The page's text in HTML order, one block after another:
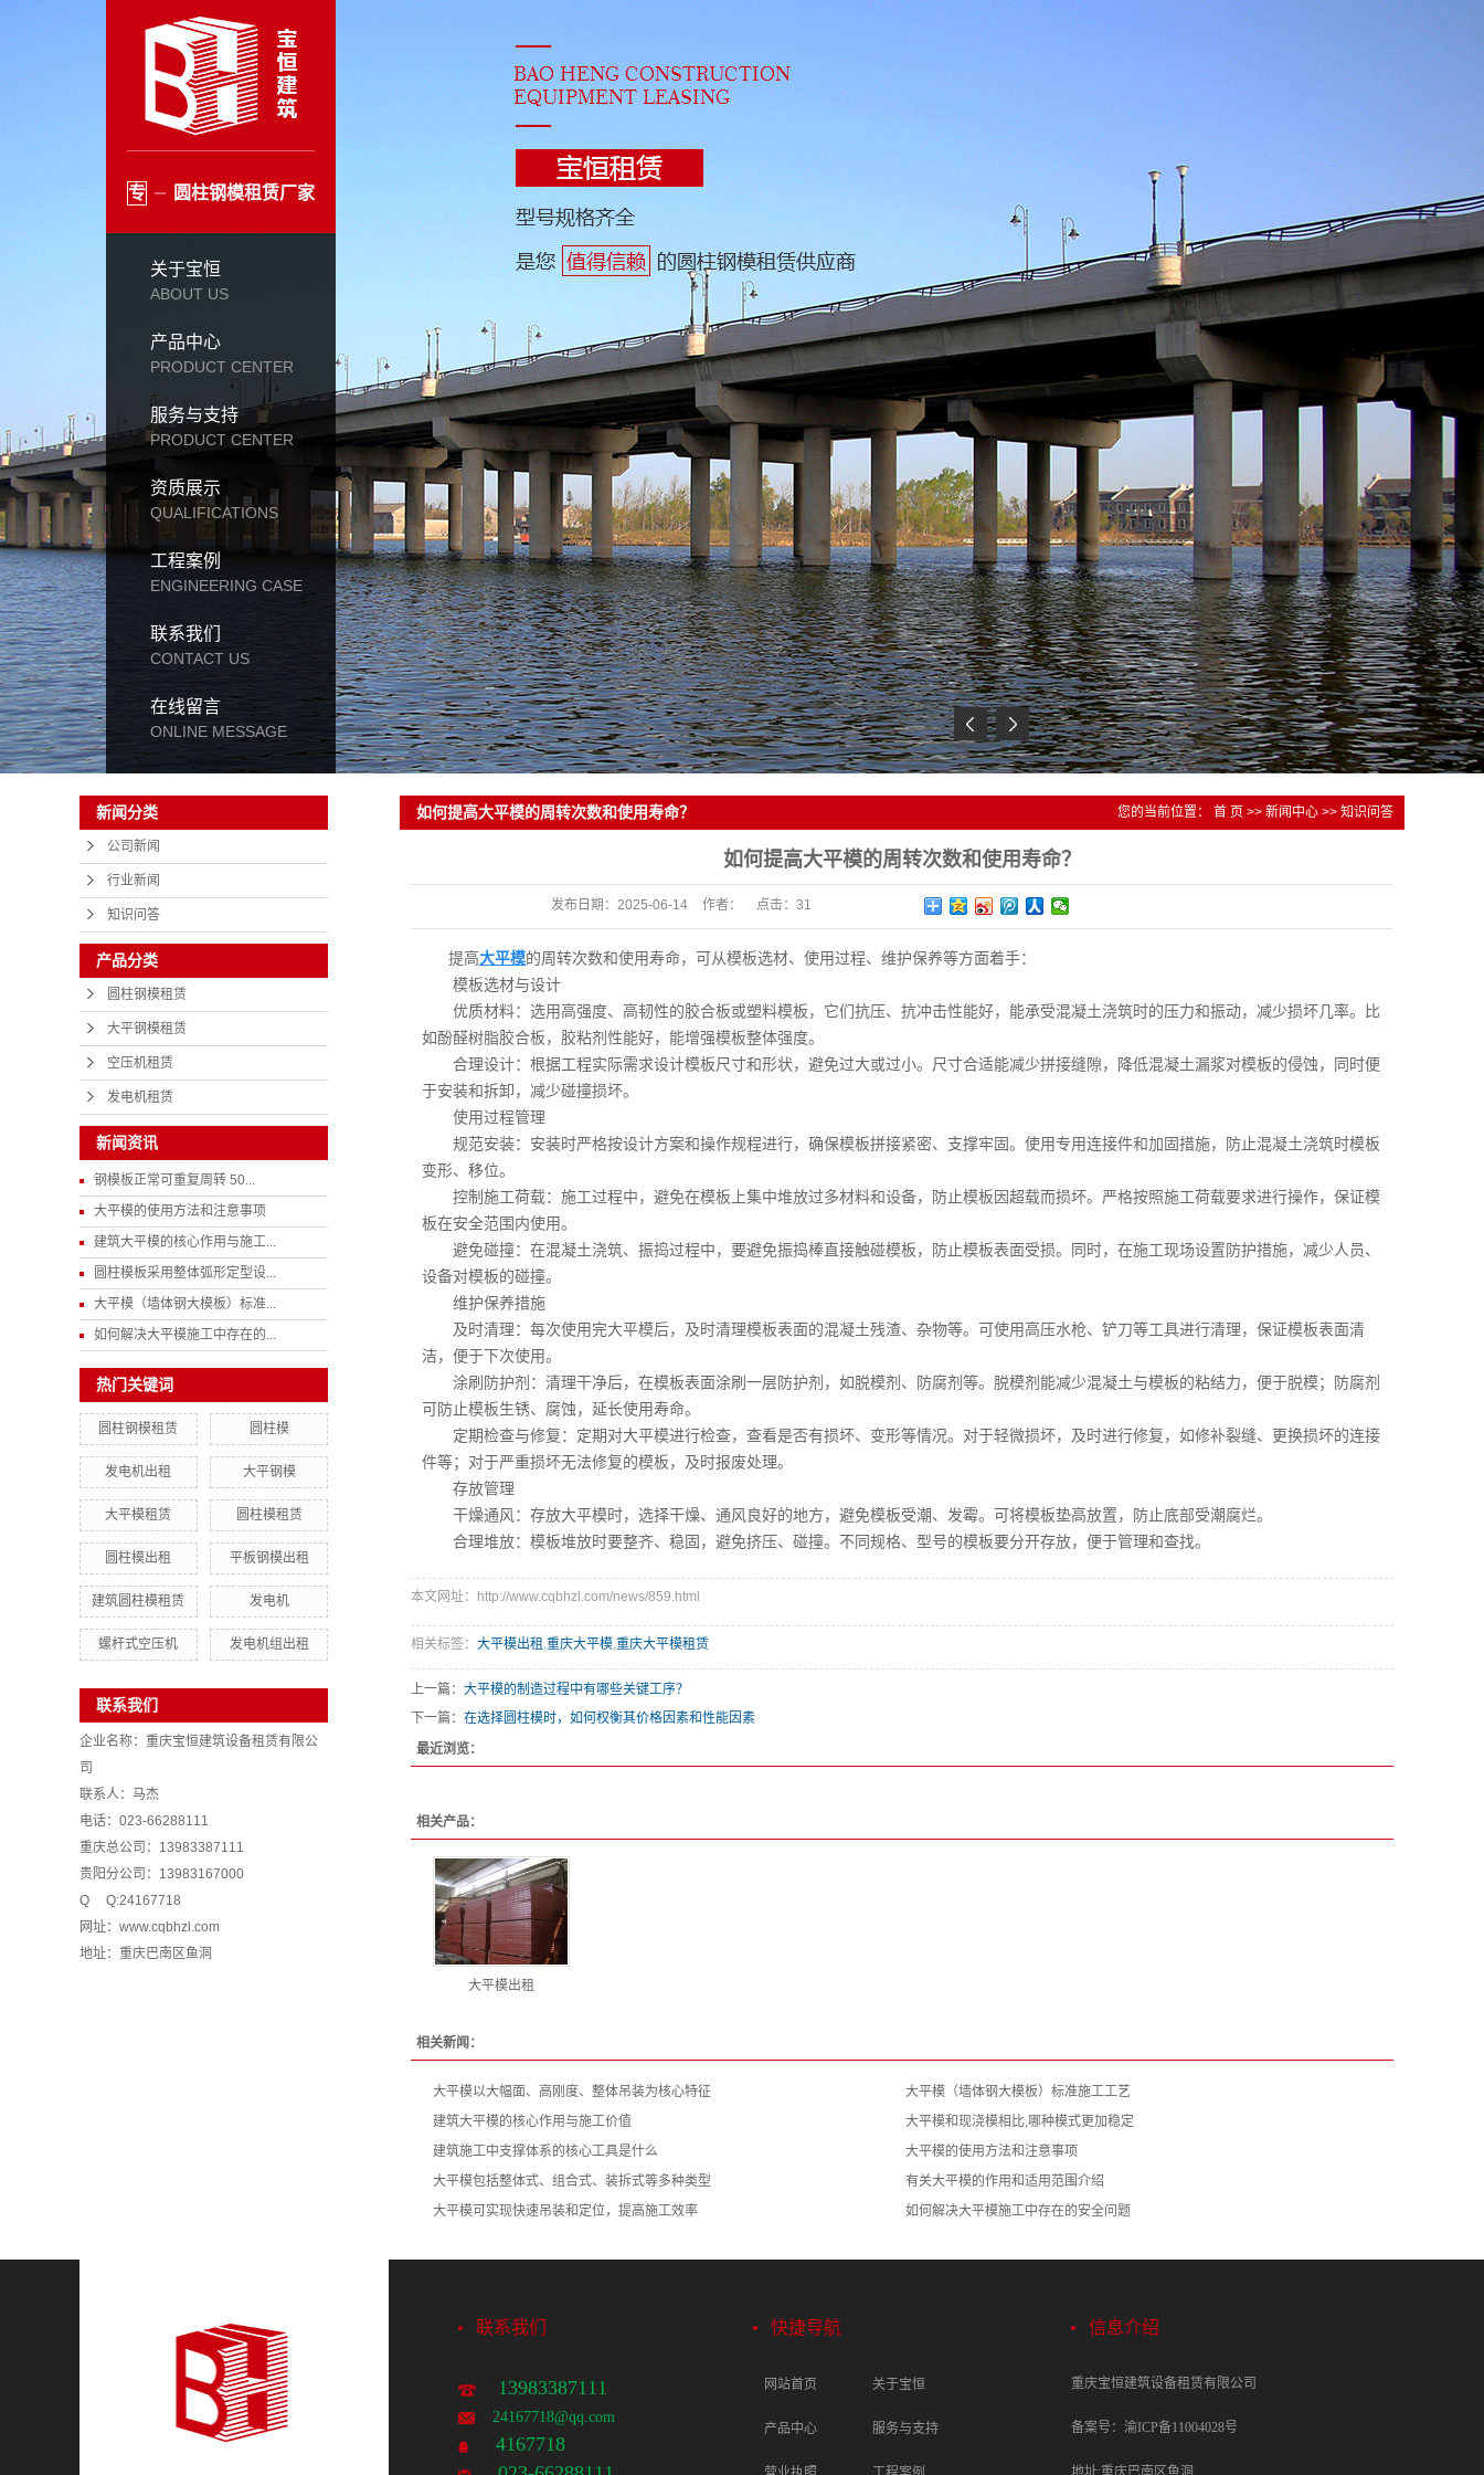
专 圆柱钢模租赁厂家
关于宝恒
ABOUT US
产品中心
PRODUCT CENTER
服务与支持
PRODUCT CENTER
资质展示
QUALIFICATIONS
工程案例
ENGINEERING CASE
联系我们
CONTACT US
在线留言
ONLINE MESSAGE
新闻分类
公司新闻
行业新闻
知识问答
产品分类
圆柱钢模租赁
大平钢模租赁
空压机租赁
发电机租赁
新闻资讯
钢模板正常可重复周转 50...
大平模的使用方法和注意事项
建筑大平模的核心作用与施工...
圆柱模板采用整体弧形定型设...
大平模（墙体钢大模板）标准...
如何解决大平模施工中存在的...
热门关键词
圆柱钢模租赁 圆柱模
发电机出租 大平钢模
大平模租赁 圆柱模租赁
圆柱模出租 平板钢模出租
建筑圆柱模租赁 发电机
螺杆式空压机 发电机组出租
联系我们
企业名称：重庆宝恒建筑设备租赁有限公
司
联系人：马杰
电话：023-66288111
重庆总公司：13983387111
贵阳分公司：13983167000
Q Q:24167718
网址： www.cqbhzl.com
地址：重庆巴南区鱼洞
如何提高大平模的周转次数和使用寿命？ 您的当前位置： 首 页 >> 新闻中心 >> 知识问答
如何提高大平模的周转次数和使用寿命？
发布日期： 2025-06-14 作者： 点击： 31
提高大平模的周转次数和使用寿命，可从模板选材、使用过程、维护保养等方面着手：
模板选材与设计
优质材料：选用高强度、高韧性的胶合板或塑料模板，它们抗压、抗冲击性能好，能承受混凝土浇筑时的压力和振动，减少损坏几率。比
如酚醛树脂胶合板，胶粘剂性能好，能增强模板整体强度。
合理设计：根据工程实际需求设计模板尺寸和形状，避免过大或过小。尺寸合适能减少拼接缝隙，降低混凝土漏浆对模板的侵蚀，同时便
于安装和拆卸，减少碰撞损坏。
使用过程管理
规范安装：安装时严格按设计方案和操作规程进行，确保模板拼接紧密、支撑牢固。使用专用连接件和加固措施，防止混凝土浇筑时模板
变形、移位。
控制施工荷载：施工过程中，避免在模板上集中堆放过多材料和设备，防止模板因超载而损坏。严格按照施工荷载要求进行操作，保证模
板在安全范围内使用。
避免碰撞：在混凝土浇筑、振捣过程中，要避免振捣棒直接触碰模板，防止模板表面受损。同时，在施工现场设置防护措施，减少人员、
设备对模板的碰撞。
维护保养措施
及时清理：每次使用完大平模后，及时清理模板表面的混凝土残渣、杂物等。可使用高压水枪、铲刀等工具进行清理，保证模板表面清
洁，便于下次使用。
涂刷防护剂：清理干净后，在模板表面涂刷一层防护剂，如脱模剂、防腐剂等。脱模剂能减少混凝土与模板的粘结力，便于脱模；防腐剂
可防止模板生锈、腐蚀，延长使用寿命。
定期检查与修复：定期对大平模进行检查，查看是否有损坏、变形等情况。对于轻微损坏，及时进行修复，如修补裂缝、更换损坏的连接
件等；对于严重损坏无法修复的模板，及时报废处理。
存放管理
干燥通风：存放大平模时，选择干燥、通风良好的地方，避免模板受潮、发霉。可将模板垫高放置，防止底部受潮腐烂。
合理堆放：模板堆放时要整齐、稳固，避免挤压、碰撞。不同规格、型号的模板要分开存放，便于管理和查找。
本文网址：http://www.cqbhzl.com/news/859.html
相关标签： 大平模出租 ,重庆大平模,重庆大平模租赁
上一篇： 大平模的制造过程中有哪些关键工序？
下一篇： 在选择圆柱模时，如何权衡其价格因素和性能因素
最近浏览：
相关产品：
大平模出租
相关新闻：
大平模以大幅面、高刚度、整体吊装为核心特征
大平模（墙体钢大模板）标准施工工艺
建筑大平模的核心作用与施工价值
大平模和现浇模相比,哪种模式更加稳定
建筑施工中支撑体系的核心工具是什么
大平模的使用方法和注意事项
大平模包括整体式、组合式、装拆式等多种类型
有关大平模的作用和适用范围介绍
大平模可实现快速吊装和定位，提高施工效率
如何解决大平模施工中存在的安全问题
联系我们
13983387111
24167718@qq.com
4167718
快捷导航
网站首页 关于宝恒
产品中心 服务与支持
信息介绍
重庆宝恒建筑设备租赁有限公司
备案号：渝ICP备11004028号
地址:重庆巴南区鱼洞